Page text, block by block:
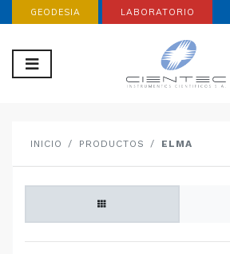
GEODESIA LABORATORIO
INICIO PRODUCTOS ELMA